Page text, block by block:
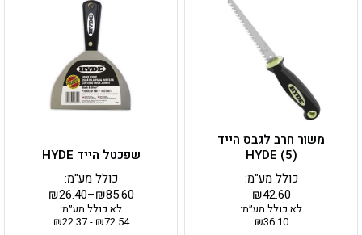
משור חרב לגבס הייד
HYDE (5)
₪42.60
כולל מע"מ:
לא כולל מע״מ:
₪36.10
שפכטל הייד HYDE
₪26.40–₪85.60
כולל מע"מ:
לא כולל מע״מ:
₪72.54
-
₪22.37
יש
מספר
סוגים.
ניתן
לבחור
את
האפשרויות